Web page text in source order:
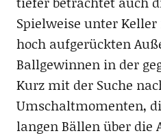
Spielweise unter
hoch aufgerückten
Ballgewinnen in der
Kurz mit der Suche
Umschaltmomenten,
langen Bällen über die